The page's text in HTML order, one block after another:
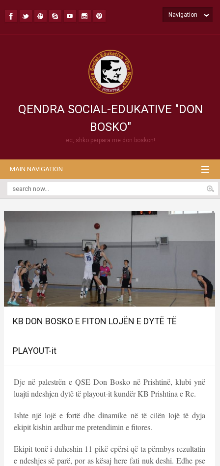
QENDRA SOCIAL-EDUKATIVE "DON
BOSKO"
ec, shko përpara me don boskon!
Navigation
MAIN NAVIGATION
KB DON BOSKO E FITON LOJËN E DYTË TË
PLAYOUT-it
Dje në palestrën e QSE Don Bosko në Prishtinë, klubi ynë
luajti ndeshjen dytë të playout-it kundër KB Prishtina e Re.
Ishte një lojë e fortë dhe dinamike në të cilën lojë të dyja
ekipit kishin ardhur me pretendimin e fitores.
Ekipit tonë i duheshin 11 pikë epërsi që ta përmbys rezultatin
e ndeshjes së parë, por as kësaj here fati nuk deshi. Edhe pse